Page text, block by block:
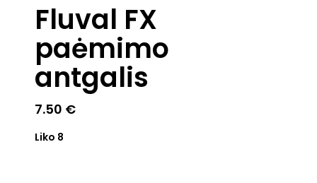
Fluval FX
paėmimo
antgalis
7.50 €
Liko 8